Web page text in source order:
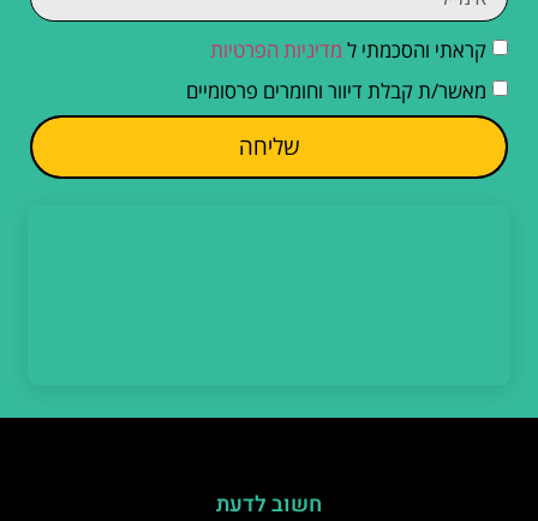
קראתי והסכמתי ל מדיניות הפרטיות
מאשר/ת קבלת דיוור וחומרים פרסומיים
שליחה
חשוב לדעת